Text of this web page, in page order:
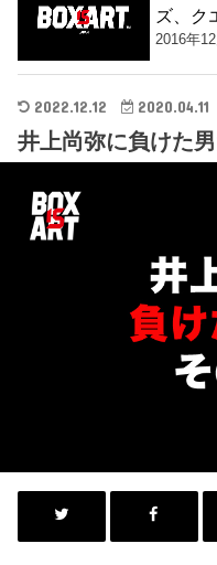
ズ、ク
2016年
2022.12.12 2020.04.11
井上尚弥に負けた